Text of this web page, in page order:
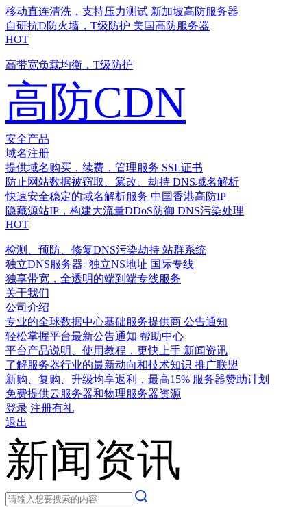
移动直连清洗，支持压力测试 新加坡高防服务器
自研抗D防火墙，T级防护 美国高防服务器
HOT
高带宽负载均衡，T级防护
高防CDN
安全产品
域名注册
提供域名购买，续费，管理服务 SSL证书
防止网站数据被窃取、篡改、劫持 DNS域名解析
快速安全稳定的域名解析服务 中国香港高防IP
隐藏源站IP，构建大流量DDoS防御 DNS污染处理
HOT
检测、预防、修复DNS污染劫持 站群系统
独立DNS服务器+独立NS地址 国际专线
独享带宽，全透明的端到端专线服务
关于我们
公司介绍
专业的全球数据中心基础服务提供商 公告通知
轻松掌握平台最新公告通知 帮助中心
平台产品说明、使用教程，更快上手 新闻资讯
了解服务器行业的最新动向和技术知识 推广联盟
新购、复购、升级均享返利，最高15% 服务器赞助计划
免费提供云服务器和物理服务器资源
登录 注册有礼
退出
新闻资讯